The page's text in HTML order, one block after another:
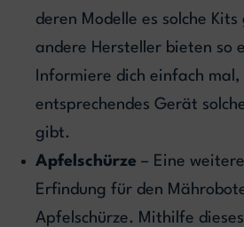
deren Modelle es solche
andere Hersteller bieten so
Informiere dich einfach
entsprechendes Gerät
gibt.
Apfelschürze – Eine
Erfindung für den
Apfelschürze. Mithilfe